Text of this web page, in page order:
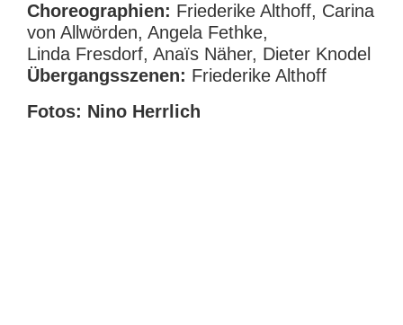
Choreographien: Friederike Althoff, Carina
von Allwörden, Angela Fethke,
Linda Fresdorf, Anaïs Näher, Dieter Knodel
Übergangsszenen: Friederike Althoff
Fotos: Nino Herrlich